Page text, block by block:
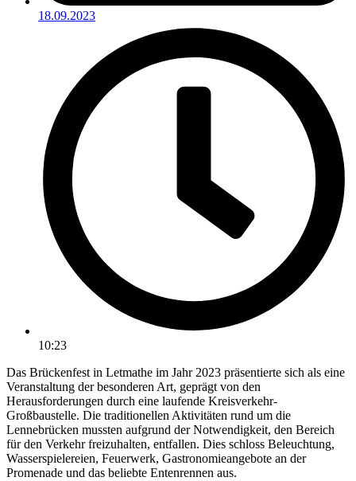
18.09.2023
10:23
Das Brückenfest in Letmathe im Jahr 2023 präsentierte sich als eine
Veranstaltung der besonderen Art, geprägt von den
Herausforderungen durch eine laufende Kreisverkehr-
Großbaustelle. Die traditionellen Aktivitäten rund um die
Lennebrücken mussten aufgrund der Notwendigkeit, den Bereich
für den Verkehr freizuhalten, entfallen. Dies schloss Beleuchtung,
Wasserspielereien, Feuerwerk, Gastronomieangebote an der
Promenade und das beliebte Entenrennen aus.